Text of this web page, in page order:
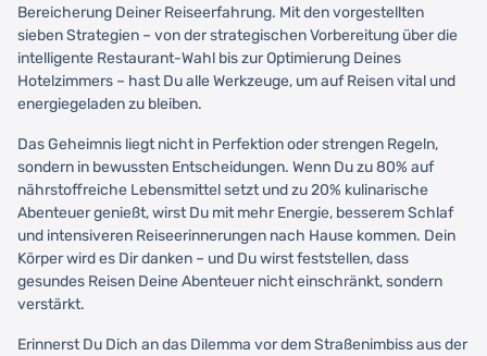
Bereicherung Deiner Reiseerfahrung. Mit den vorgestellten
sieben Strategien – von der strategischen Vorbereitung über die
intelligente Restaurant-Wahl bis zur Optimierung Deines
Hotelzimmers – hast Du alle Werkzeuge, um auf Reisen vital und
energiegeladen zu bleiben.
Das Geheimnis liegt nicht in Perfektion oder strengen Regeln,
sondern in bewussten Entscheidungen. Wenn Du zu 80% auf
nährstoffreiche Lebensmittel setzt und zu 20% kulinarische
Abenteuer genießt, wirst Du mit mehr Energie, besserem Schlaf
und intensiveren Reiseerinnerungen nach Hause kommen. Dein
Körper wird es Dir danken – und Du wirst feststellen, dass
gesundes Reisen Deine Abenteuer nicht einschränkt, sondern
verstärkt.
Erinnerst Du Dich an das Dilemma vor dem Straßenimbiss aus der